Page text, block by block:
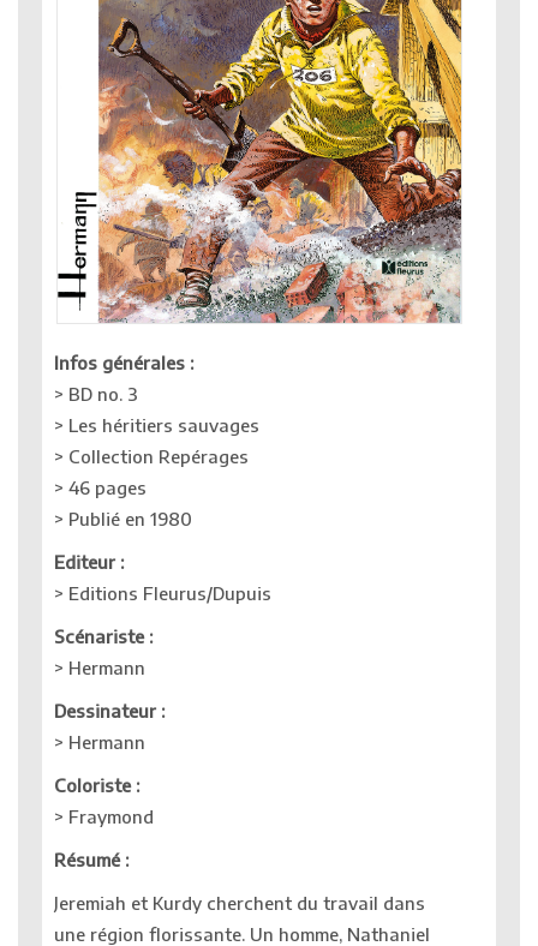
Infos générales :
> BD no. 3
> Les héritiers sauvages
> Collection Repérages
> 46 pages
> Publié en 1980
Editeur :
> Editions Fleurus/Dupuis
Scénariste :
> Hermann
Dessinateur :
> Hermann
Coloriste :
> Fraymond
Résumé :
Jeremiah et Kurdy cherchent du travail dans
une région florissante. Un homme, Nathaniel